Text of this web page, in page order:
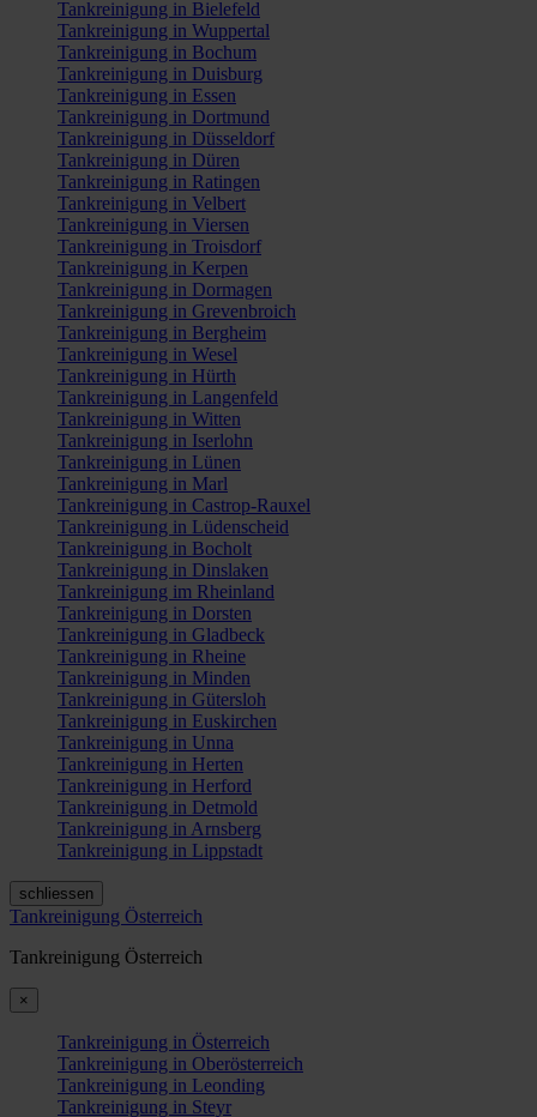
Tankreinigung in Bielefeld
Tankreinigung in Wuppertal
Tankreinigung in Bochum
Tankreinigung in Duisburg
Tankreinigung in Essen
Tankreinigung in Dortmund
Tankreinigung in Düsseldorf
Tankreinigung in Düren
Tankreinigung in Ratingen
Tankreinigung in Velbert
Tankreinigung in Viersen
Tankreinigung in Troisdorf
Tankreinigung in Kerpen
Tankreinigung in Dormagen
Tankreinigung in Grevenbroich
Tankreinigung in Bergheim
Tankreinigung in Wesel
Tankreinigung in Hürth
Tankreinigung in Langenfeld
Tankreinigung in Witten
Tankreinigung in Iserlohn
Tankreinigung in Lünen
Tankreinigung in Marl
Tankreinigung in Castrop-Rauxel
Tankreinigung in Lüdenscheid
Tankreinigung in Bocholt
Tankreinigung in Dinslaken
Tankreinigung im Rheinland
Tankreinigung in Dorsten
Tankreinigung in Gladbeck
Tankreinigung in Rheine
Tankreinigung in Minden
Tankreinigung in Gütersloh
Tankreinigung in Euskirchen
Tankreinigung in Unna
Tankreinigung in Herten
Tankreinigung in Herford
Tankreinigung in Detmold
Tankreinigung in Arnsberg
Tankreinigung in Lippstadt
schliessen
Tankreinigung Österreich
Tankreinigung Österreich
×
Tankreinigung in Österreich
Tankreinigung in Oberösterreich
Tankreinigung in Leonding
Tankreinigung in Steyr